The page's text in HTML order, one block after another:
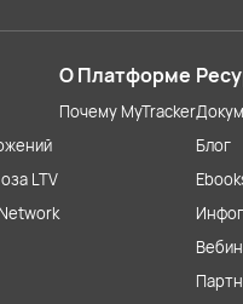
LTV
О Платформе
Почему MyTracker
Блог